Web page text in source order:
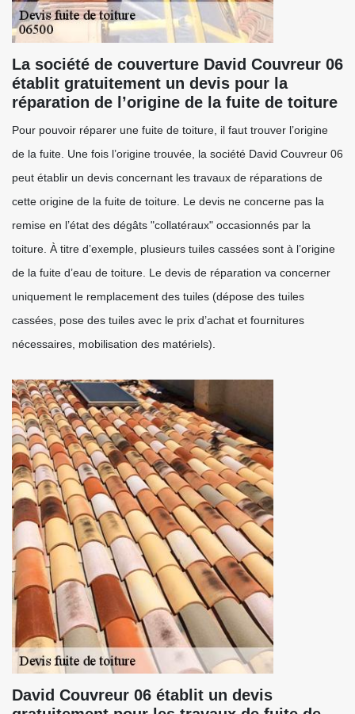
La société de couverture David Couvreur 06
établit gratuitement un devis pour la
réparation de l’origine de la fuite de toiture
Pour pouvoir réparer une fuite de toiture, il faut trouver l’origine
de la fuite. Une fois l’origine trouvée, la société David Couvreur 06
peut établir un devis concernant les travaux de réparations de
cette origine de la fuite de toiture. Le devis ne concerne pas la
remise en l’état des dégâts "collatéraux" occasionnés par la
toiture. À titre d’exemple, plusieurs tuiles cassées sont à l’origine
de la fuite d’eau de toiture. Le devis de réparation va concerner
uniquement le remplacement des tuiles (dépose des tuiles
cassées, pose des tuiles avec le prix d’achat et fournitures
nécessaires, mobilisation des matériels).
David Couvreur 06 établit un devis